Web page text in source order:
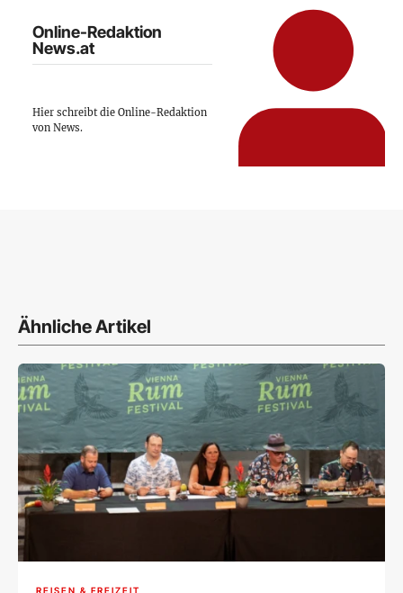
Online-Redaktion
News.at
Hier schreibt die Online-Redaktion
von News.
Ähnliche Artikel
REISEN & FREIZEIT